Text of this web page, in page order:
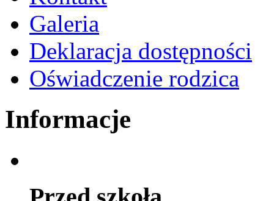
Galeria
Deklaracja dostępności
Oświadczenie rodzica
Informacje